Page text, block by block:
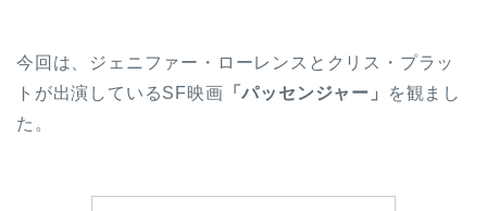
今回は、ジェニファー・ローレンスとクリス・プラッ
トが出演しているSF映画 「パッセンジャー」
を観まし
た。